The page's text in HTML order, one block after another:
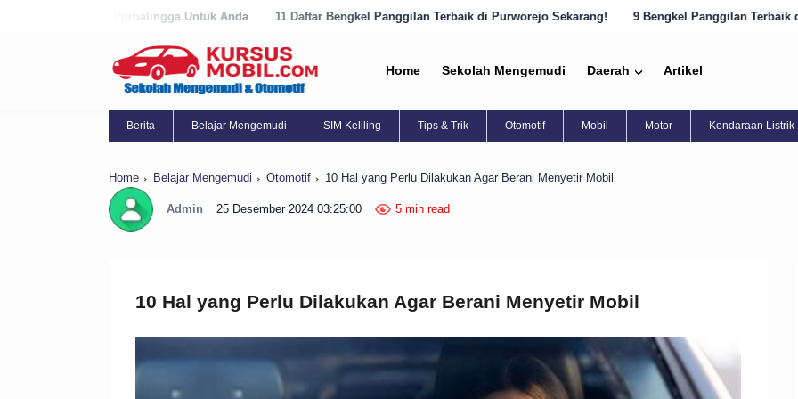
11 Daftar Bengkel Panggilan Terbaik di Purworejo Sekarang! 9 Bengkel Panggilan Terbaik di Semarang yang
Home Sekolah Mengemudi Daerah Artikel
Berita Belajar Mengemudi SIM Keliling Tips & Trik Otomotif Mobil Motor Kendaraan Listrik
Home Belajar Mengemudi Otomotif 10 Hal yang Perlu Dilakukan Agar Berani Menyetir Mobil
Admin 25 Desember 2024 03:25:00 5 min read
10 Hal yang Perlu Dilakukan Agar Berani Menyetir Mobil